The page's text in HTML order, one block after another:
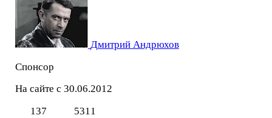
Дмитрий Андрюхов
Спонсор
На сайте с 30.06.2012
137
5311